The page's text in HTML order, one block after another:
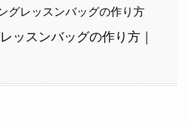
グレッスンバッグの作り方
ッスンバッグの作り方｜